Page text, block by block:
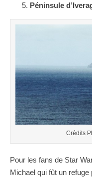
Péninsule
Crédits
Pour les fans de Star
Michael qui fût un